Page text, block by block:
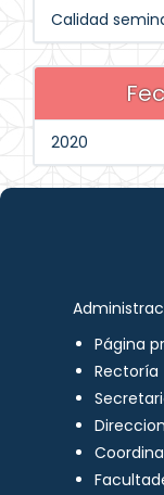
Calidad
2020
Página
Rectoría